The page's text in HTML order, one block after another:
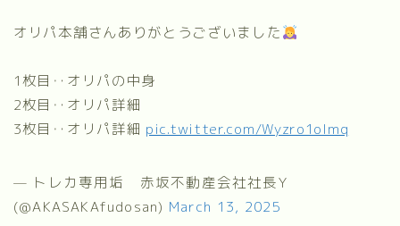
オリパ本舗さんありがとうございました
1枚目‥オリパの中身
2枚目‥オリパ詳細
3枚目‥オリパ詳細 pic.twitter.com/Wyzro1oImq
— トレカ専用垢 赤坂不動産会社社長Y
(@AKASAKAfudosan) March 13, 2025